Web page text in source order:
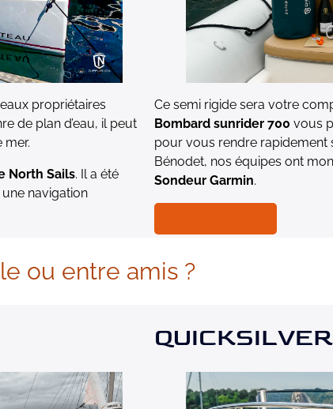
propriétaires
de plan d’eau, il peut
mer.
North Sails. Il a été
navigation
Ce semi rigide sera votre
Bombard sunrider 700 vous
pour vous rendre rapidement
Bénodet, nos équipes ont
Sondeur Garmin.
ou entre amis ?